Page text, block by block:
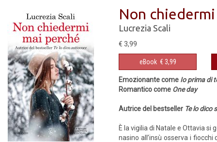
Non
Lucrezia Scali
€ 3,99
eBook € 3,99
Emozionante come Io prima di
Romantico come One day
Autrice del bestseller Te lo dico
È la vigilia di Natale e Ottavia si
nasino all’insù osserva i